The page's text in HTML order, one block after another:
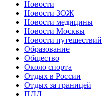
Новости
Новости ЗОЖ
Новости медицины
Новости Москвы
Новости путешествий
Образование
Общество
Около спорта
Отдых в России
Отдых за границей
ПДД